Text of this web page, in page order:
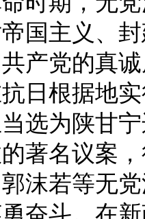
国主义、
产党的真
日根据地
选为陕甘
著名议案
沫若等无
奋斗。在